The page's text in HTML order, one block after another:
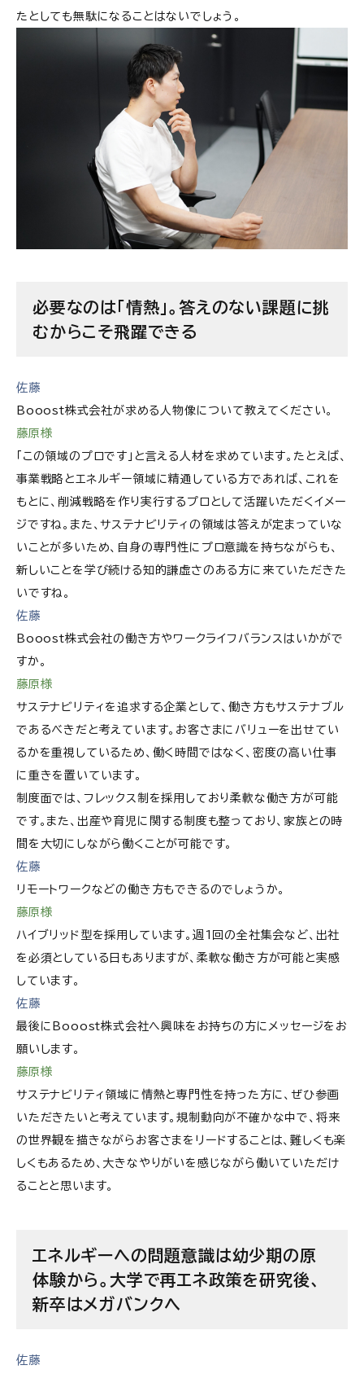
たとしても無駄になることはないでしょう。
必要なのは「情熱」。答えのない課題に挑
むからこそ飛躍できる
佐藤
Booost株式会社が求める人物像について教えてください。
藤原様
「この領域のプロです」と言える人材を求めています。たとえば、
事業戦略とエネルギー領域に精通している方であれば、これを
もとに、削減戦略を作り実行するプロとして活躍いただくイメー
ジですね。また、サステナビリティの領域は答えが定まっていな
いことが多いため、自身の専門性にプロ意識を持ちながらも、
新しいことを学び続ける知的謙虚さのある方に来ていただきた
いですね。
佐藤
Booost株式会社の働き方やワークライフバランスはいかがで
すか。
藤原様
サステナビリティを追求する企業として、働き方もサステナブル
であるべきだと考えています。お客さまにバリューを出せてい
るかを重視しているため、働く時間ではなく、密度の高い仕事
に重きを置いています。
制度面では、フレックス制を採用しており柔軟な働き方が可能
です。また、出産や育児に関する制度も整っており、家族との時
間を大切にしながら働くことが可能です。
佐藤
リモートワークなどの働き方もできるのでしょうか。
藤原様
ハイブリッド型を採用しています。週1回の全社集会など、出社
を必須としている日もありますが、柔軟な働き方が可能と実感
しています。
佐藤
最後に Booost株式会社へ興味をお持ちの方にメッセージをお
願いします。
藤原様
サステナビリティ領域に情熱と専門性を持った方に、ぜひ参画
いただきたいと考えています。規制動向が不確かな中で、将来
の世界観を描きながらお客さまをリードすることは、難しくも楽
しくもあるため、大きなやりがいを感じながら働いていただけ
ることと思います。
エネルギーへの問題意識は幼少期の原
体験から。大学で再エネ政策を研究後、
新卒はメガバンクへ
佐藤